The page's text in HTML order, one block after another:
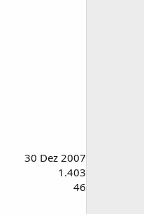
30 Dez 2007
1.403
46